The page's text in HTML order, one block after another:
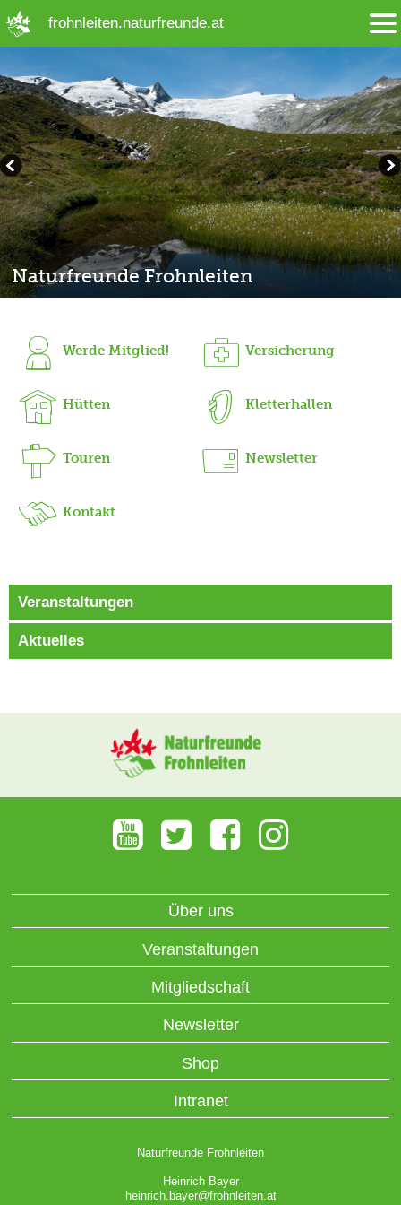
frohnleiten.naturfreunde.at
Naturfreunde Frohnleiten
Werde Mitglied! Versicherung
Hütten Kletterhallen
Touren Newsletter
Kontakt
Veranstaltungen
Aktuelles
Über uns
Veranstaltungen
Mitgliedschaft
Newsletter
Shop
Intranet
Naturfreunde Frohnleiten
Heinrich Bayer
heinrich.bayer@frohnleiten.at